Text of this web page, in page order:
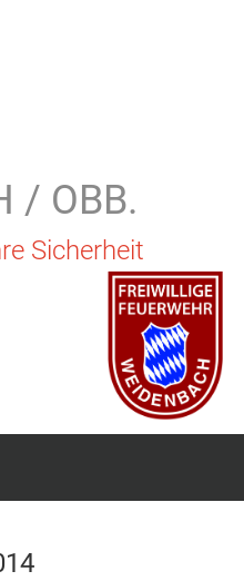
/ OBB.
Sicherheit